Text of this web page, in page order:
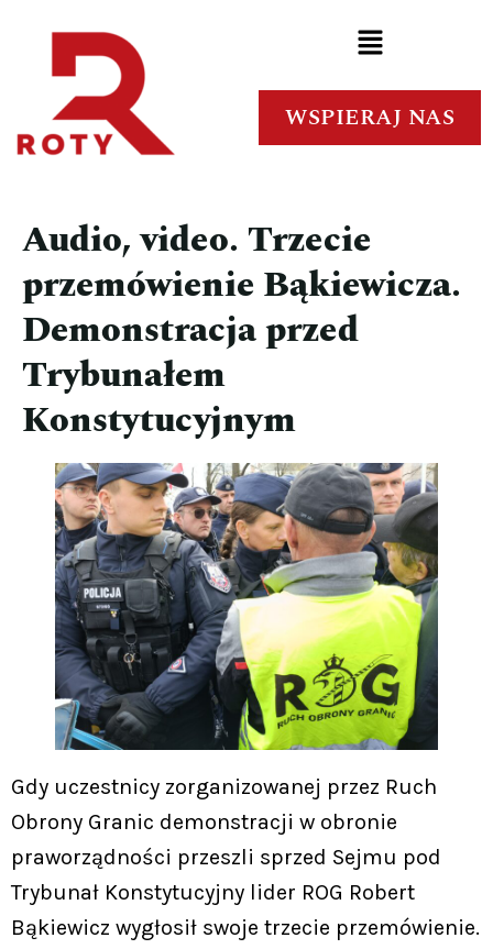
WSPIERAJ NAS
Audio, video. Trzecie
przemówienie Bąkiewicza.
Demonstracja przed
Trybunałem
Konstytucyjnym
Gdy uczestnicy zorganizowanej przez Ruch
Obrony Granic demonstracji w obronie
praworządności przeszli sprzed Sejmu pod
Trybunał Konstytucyjny lider ROG Robert
Bąkiewicz wygłosił swoje trzecie przemówienie.